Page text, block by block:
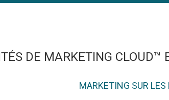
DE MARKETING CLOUD™
MARKETING SUR LES